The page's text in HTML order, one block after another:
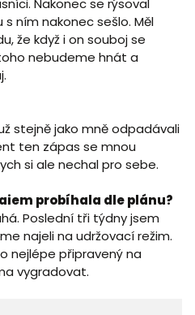
Nakonec se rýsoval
ním nakonec sešlo. Měl
že když i on souboj se
nebudeme hnát a
stejně jako mně odpadávali
ten zápas se mnou
si ale nechal pro sebe.
probíhala dle plánu?
Poslední tři týdny jsem
najeli na udržovací režim.
nejlépe připravený na
vygradovat.